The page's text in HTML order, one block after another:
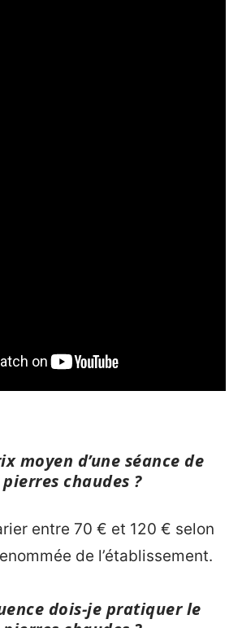
moyen d’une séance de
chaudes ?
entre 70 € et 120 € selon
de l’établissement.
dois-je pratiquer le